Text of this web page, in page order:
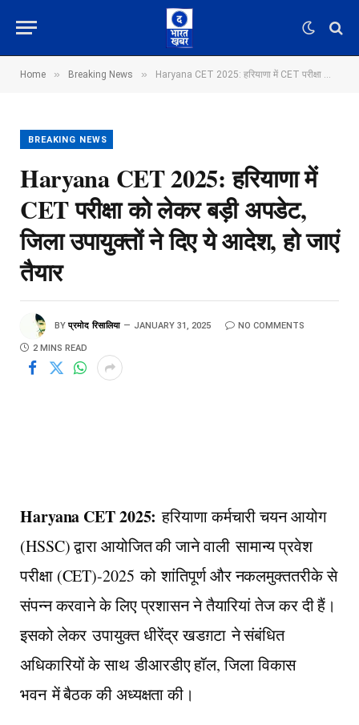
Home » Breaking News » Haryana CET 2025: हरियाणा में CET परीक्षा को लेकर बड़ी अपडेट, जिला उपायुक्तों ने दिए ये आदेश, हो जाएं तैयार
BREAKING NEWS
Haryana CET 2025: हरियाणा में
CET परीक्षा को लेकर बड़ी अपडेट,
जिला उपायुक्तों ने दिए ये आदेश, हो जाएं
तैयार
BY प्रमोद रिसालिया JANUARY 31, 2025 NO COMMENTS
2 MINS READ
Haryana CET 2025: हरियाणा कर्मचारी चयन आयोग
(HSSC) द्वारा आयोजित की जाने वाली सामान्य प्रवेश
परीक्षा (CET)-2025 को शांतिपूर्ण और नकलमुक्ततरीके से
संपन्न करवाने के लिए प्रशासन ने तैयारियां तेज कर दी हैं।
इसको लेकर उपायुक्त धीरेंद्र खडग़टा ने संबंधित
अधिकारियों के साथ डीआरडीए हॉल, जिला विकास
भवन में बैठक की अध्यक्षता की।